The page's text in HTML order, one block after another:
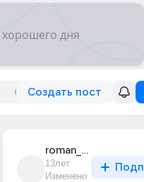
Создать пост
roman_sapryga_2
13лет
Изменено